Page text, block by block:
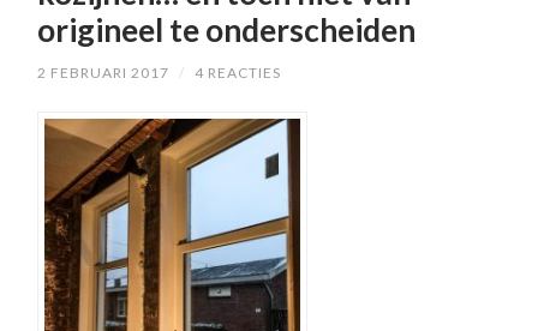
origineel te onderscheiden
2 FEBRUARI 2017 / 4 REACTIES